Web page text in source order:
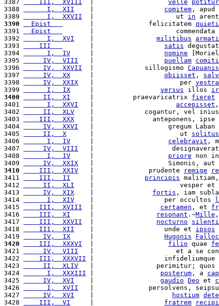
3387
    III,  XVIII
velle
potitur
3388
      I,  XII
comitem , apud
3389
      I,  XXVII
  |                     ut
in
3390
  Epist
       |              felicitatem
3391
  Epist
|
3392
      I,  XVI
militibus
3393
    III
satis
3394
      I,  IV
nomine
3395
     IV,  VIII
puellam comiti
3396
     IV,  XXVII
  |             sillogismo
Capuanis
3397
     IV,  XX
obiisset ,
3398
     IV,  XXIX
   |                      per
3399
      I,  IX
versus illos
3400
     II,  XI
     |          praevaricatrix
fieret
3401
      I,  XXVI
accepisset
3402
     II,  XLV
|             cogantur, vel
3403
    III,  XXX
|               anteponens,
3404
     IV,  XXVI
|                   gregum
3405
     II,  X
      |                      ut
solitus
3406
      I,  IV
celebravit ,
3407
     IV,  VIII
|
3408
      I,  IV
priore non
3409
     IV,  XXIX
   |                   Simonis, aut
3410
    III,  XXIV
   |              prudente
remige
3411
    III,  II
principis
3412
     II,  XLI
|                      vesper
3413
     IV,  XIX
fortis , iam
3414
      I,  XIV
    |                  per occultos
3415
    III,  XVIII
certamen , et
3416
    III,  XI
resonant .~Mille
3417
    III,  XXVII
nocturno
3418
    III,  XII
    |                  unde et
ipsos
3419
     IV,  IX
Hugonis
Falloc
3420
    III,  XXXVI
filio quae
3421
     IV,  VIII
|                     et a se
3422
    III,  XXXVII
|                  infideliumque
3423
     II,  XLIV
|                perimitur;
3424
      I,  XXXIII
posterum , a
3425
     IV,  XVI
gaudio Deo et
3426
      I,  XVII
|              persolvens,
3427
     IV,  XVI
hostium
3428
    III,  VI
fratrem